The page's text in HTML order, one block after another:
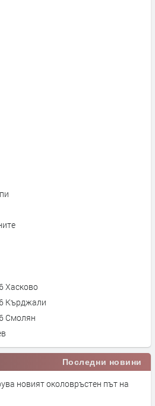
Хасково
Кърджали
Смолян
Последни новини
новият околовръстен път на